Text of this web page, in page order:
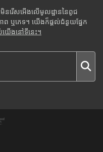
មិនរើសអើងលើមូលដ្ឋាននៃពូជ
ឬភេទ។ យើងក៏ផ្តល់ជំនួយផ្នែក
ើងនៅទីនេះ។